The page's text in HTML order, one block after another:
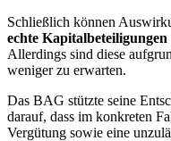
Schließlich können
echte Kapitalbeteiligungen
Allerdings sind diese
weniger zu erwarten.
Das BAG stützte seine
darauf, dass im konkreten
Vergütung sowie eine